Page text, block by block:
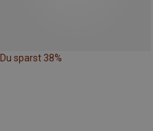
Du sparst 38%